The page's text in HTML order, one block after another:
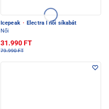
Icepeak · Electra I női síkabát
Női
31.990 FT
79.990 FT